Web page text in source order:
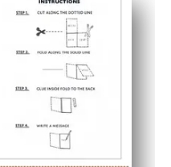
όλες τις ηλικίες - τα
και αίθουσες διδασκαλίας -
τη σημείωση, τα